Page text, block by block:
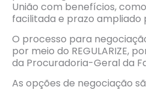
União com benefícios,
facilitada e prazo ampliado
O processo para
por meio do REGULARIZE,
da Procuradoria-Geral da
As opções de negociação